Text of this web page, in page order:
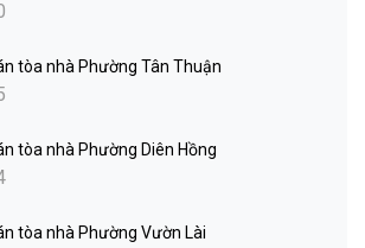
tòa nhà Phường Tân Thuận
tòa nhà Phường Diên Hồng
tòa nhà Phường Vườn Lài